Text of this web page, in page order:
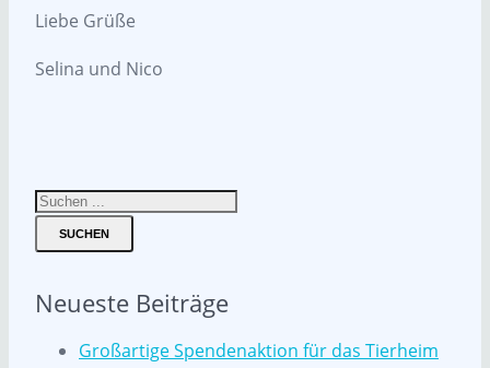
Liebe Grüße
Selina und Nico
SUCHEN
Neueste Beiträge
Großartige Spendenaktion für das Tierheim